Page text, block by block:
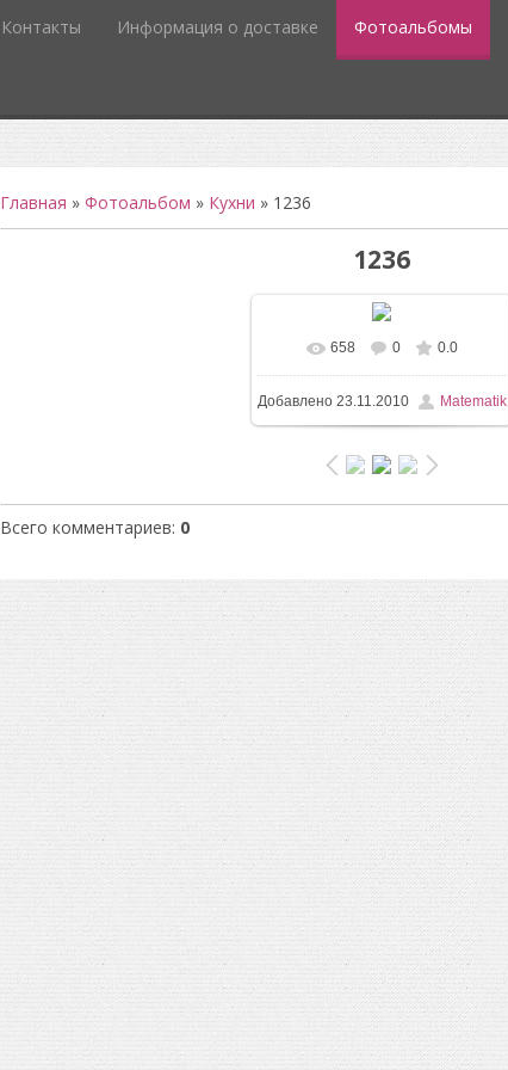
Контакты Информация о доставке Фотоальбомы
Главная » Фотоальбом » Кухни » 1236
1236
658 0 0.0
Добавлено23.11.2010 Matematik
Всего комментариев: 0